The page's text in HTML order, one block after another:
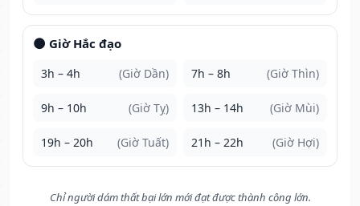
🌑 Giờ Hắc đạo
3h – 4h (Giờ Dần) 7h – 8h (Giờ Thìn)
9h – 10h (Giờ Tỵ) 13h – 14h (Giờ Mùi)
19h – 20h (Giờ Tuất) 21h – 22h (Giờ Hợi)
Chỉ người dám thất bại lớn mới đạt được thành công lớn.